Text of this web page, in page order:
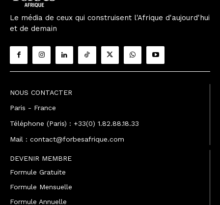
Le média de ceux qui construisent l'Afrique d'aujourd'hui
et de demain
NOUS CONTACTER
Paris - France
Téléphone (Paris) : +33(0) 1.82.88.18.33
Mail : contact@forbesafrique.com
DEVENIR MEMBRE
Formule Gratuite
Formule Mensuelle
Formule Annuelle